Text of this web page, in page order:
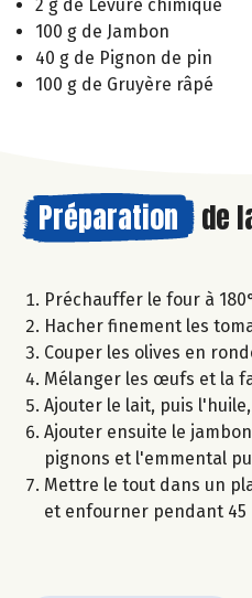
2 g de Levure chimique
100 g de Jambon
40 g de Pignon de pin
100 g de Gruyère râpé
Préparation de
Préchauffer le four à
Hacher finement les
Couper les olives en
Mélanger les œufs et la
Ajouter le lait, puis
Ajouter ensuite le
pignons et l'emmental
Mettre le tout dans un
et enfourner pendant 45